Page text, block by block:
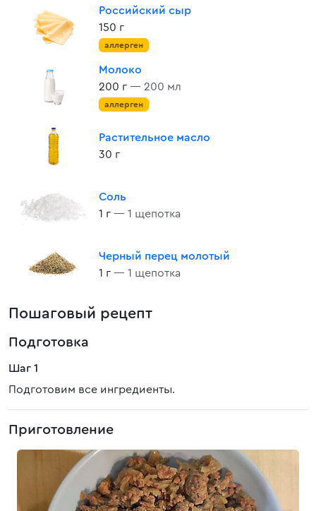
Российский сыр
150 г
аллерген
Молоко
200 г — 200 мл
аллерген
Растительное масло
30 г
Соль
1 г — 1 щепотка
Черный перец молотый
1 г — 1 щепотка
Пошаговый рецепт
Подготовка
Шаг 1
Подготовим все ингредиенты.
Приготовление